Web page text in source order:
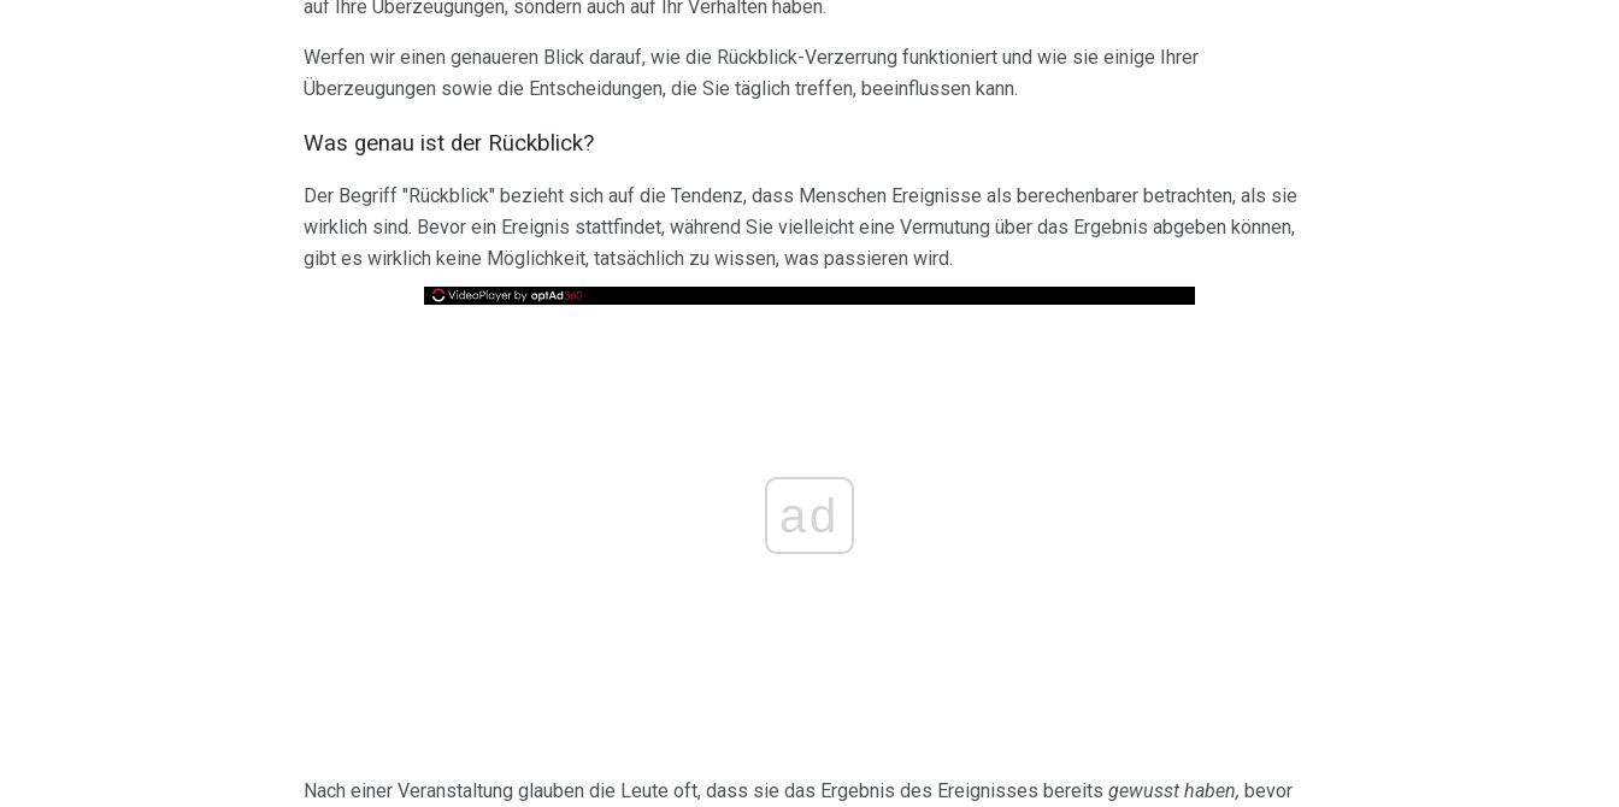
auf Ihre Überzeugungen, sondern auch auf Ihr Verhalten haben.
Werfen wir einen genaueren Blick darauf, wie die Rückblick-Verzerrung funktioniert und wie sie einige Ihrer
Überzeugungen sowie die Entscheidungen, die Sie täglich treffen, beeinflussen kann.
Was genau ist der Rückblick?
Der Begriff "Rückblick" bezieht sich auf die Tendenz, dass Menschen Ereignisse als berechenbarer betrachten, als sie
wirklich sind. Bevor ein Ereignis stattfindet, während Sie vielleicht eine Vermutung über das Ergebnis abgeben können,
gibt es wirklich keine Möglichkeit, tatsächlich zu wissen, was passieren wird.
ad
Nach einer Veranstaltung glauben die Leute oft, dass sie das Ergebnis des Ereignisses bereits gewusst haben, bevor